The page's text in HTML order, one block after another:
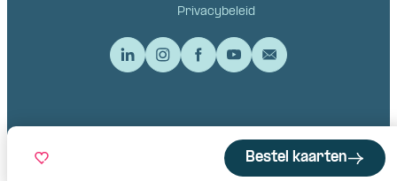
Bestel kaarten
Privacybeleid